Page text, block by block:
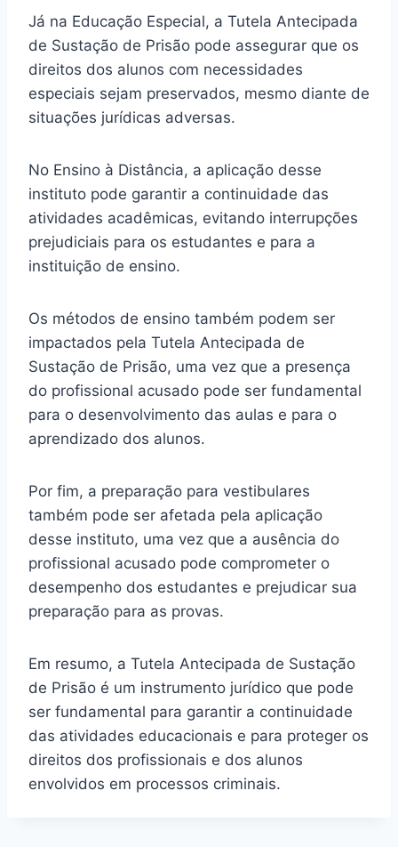
Já na Educação Especial, a Tutela Antecipada
de Sustação de Prisão pode assegurar que os
direitos dos alunos com necessidades
especiais sejam preservados, mesmo diante de
situações jurídicas adversas.
No Ensino à Distância, a aplicação desse
instituto pode garantir a continuidade das
atividades acadêmicas, evitando interrupções
prejudiciais para os estudantes e para a
instituição de ensino.
Os métodos de ensino também podem ser
impactados pela Tutela Antecipada de
Sustação de Prisão, uma vez que a presença
do profissional acusado pode ser fundamental
para o desenvolvimento das aulas e para o
aprendizado dos alunos.
Por fim, a preparação para vestibulares
também pode ser afetada pela aplicação
desse instituto, uma vez que a ausência do
profissional acusado pode comprometer o
desempenho dos estudantes e prejudicar sua
preparação para as provas.
Em resumo, a Tutela Antecipada de Sustação
de Prisão é um instrumento jurídico que pode
ser fundamental para garantir a continuidade
das atividades educacionais e para proteger os
direitos dos profissionais e dos alunos
envolvidos em processos criminais.